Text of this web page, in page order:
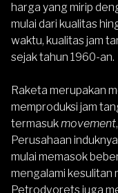
harga yang mirip
mulai dari kualitas
waktu, kualitas jam
sejak tahun 1960-an.
Raketa merupakan
memproduksi jam
termasukmovement,
Perusahaan
mulai memasok
mengalami kesulitan
Petrodvorets juga